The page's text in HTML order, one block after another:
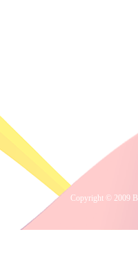
Copyright © 2009